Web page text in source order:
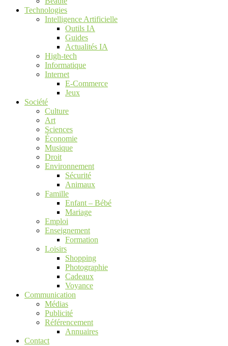
Technologies
Intelligence Artificielle
Outils IA
Guides
Actualités IA
High-tech
Informatique
Internet
E-Commerce
Jeux
Société
Culture
Art
Sciences
Économie
Musique
Droit
Environnement
Sécurité
Animaux
Famille
Enfant – Bébé
Mariage
Emploi
Enseignement
Formation
Loisirs
Shopping
Photographie
Cadeaux
Voyance
Communication
Médias
Publicité
Référencement
Annuaires
Contact